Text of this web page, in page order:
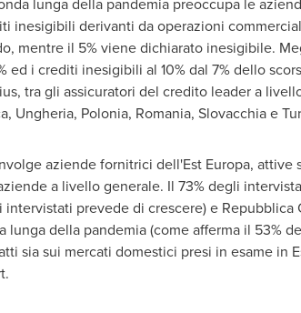
inesigibili derivanti da operazioni
mentre il 5% viene dichiarato inesigibile.
i crediti inesigibili al 10% dal 7% dello
tra gli assicuratori del credito leader a
Ungheria, Polonia, Romania, Slovacchia e
aziende fornitrici dell'Est Europa, attive
a livello generale. Il 73% degli
prevede di crescere) e Repubblica
della pandemia (come afferma il 53%
sia sui mercati domestici presi in esame in